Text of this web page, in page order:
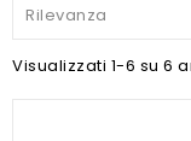
Rilevanza
Visualizzati 1-6 su 6